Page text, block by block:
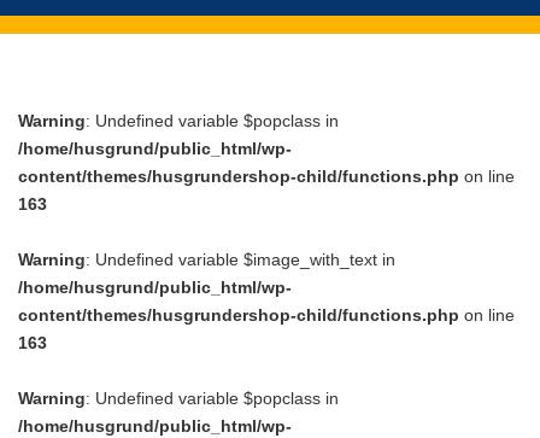
Warning: Undefined variable $popclass in
/home/husgrund/public_html/wp-
content/themes/husgrundershop-child/functions.php on line
163
Warning: Undefined variable $image_with_text in
/home/husgrund/public_html/wp-
content/themes/husgrundershop-child/functions.php on line
163
Warning: Undefined variable $popclass in
/home/husgrund/public_html/wp-